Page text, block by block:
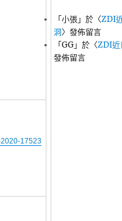
17523
「小張」於〈ZDI
洞〉發佈留言
「GG」於〈ZDI近
發佈留言